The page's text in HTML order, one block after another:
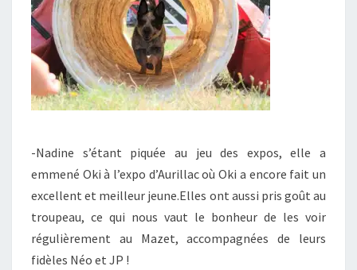
-Nadine s’étant piquée au jeu des expos, elle a
emmené Oki à l’expo d’Aurillac où Oki a encore fait un
excellent et meilleur jeune.Elles ont aussi pris goût au
troupeau, ce qui nous vaut le bonheur de les voir
régulièrement au Mazet, accompagnées de leurs
fidèles Néo et JP !